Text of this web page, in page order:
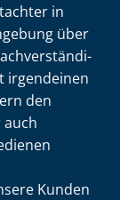
in
über
irgendeinen
den
auch
Kunden